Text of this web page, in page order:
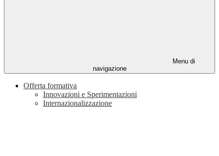
Menu di
navigazione
Offerta formativa
Innovazioni e Sperimentazioni
Internazionalizzazione